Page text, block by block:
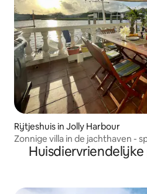
Rijtjeshuis in Jolly Harbour
Zonnige villa in de jachthaven -